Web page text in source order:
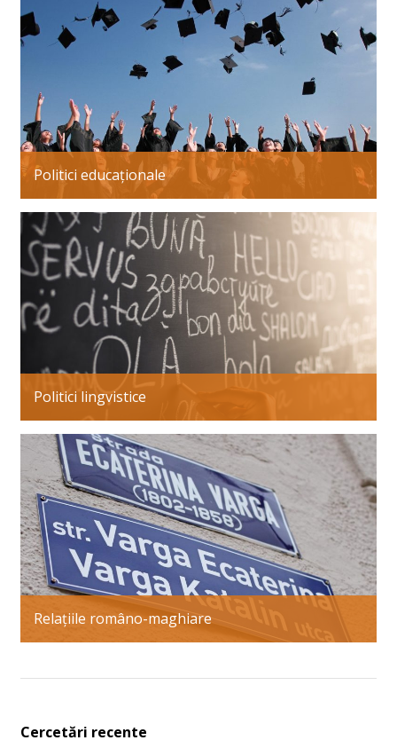
Politici educaționale
Politici lingvistice
Relațiile româno-maghiare
Cercetări recente